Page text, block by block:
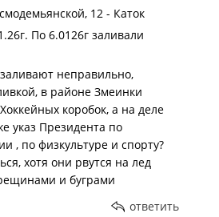
12 - Каток
По 6.0126г заливали
неправильно,
в районе Змеинки
коробок, а на деле
указ Президента по
, по физкультуре и спорту?
хотя они рвутся на лед
и буграми
ответить